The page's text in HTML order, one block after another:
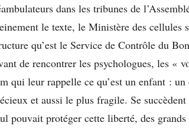
dans les tribunes de
le texte, le Ministère des cellules
qu’est le Service de Contrôle du
de rencontrer les psychologues, les «
qui leur rappelle ce qu’est un enfant :
et aussi le plus fragile. Se
pouvait protéger cette liberté, des